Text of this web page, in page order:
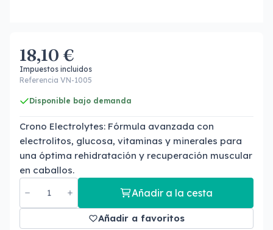
18,10 €
Impuestos incluidos
Referencia VN-1005
Disponible bajo demanda
Crono Electrolytes: Fórmula avanzada con
electrolitos, glucosa, vitaminas y minerales para
una óptima rehidratación y recuperación muscular
en caballos.
Añadir a la cesta
Añadir a favoritos